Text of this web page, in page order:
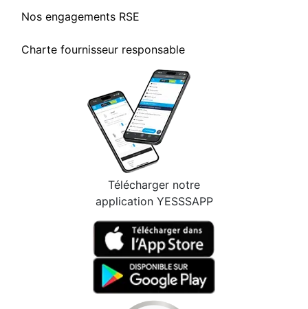
Nos engagements RSE
Charte fournisseur responsable
Télécharger notre
application YESSSAPP